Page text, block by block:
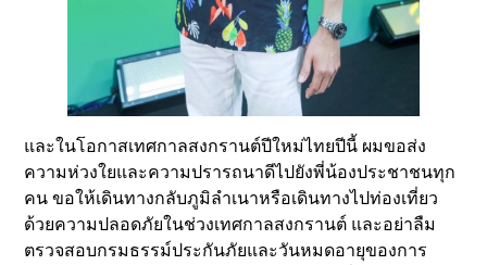
และในโอกาสเทศกาลสงกรานต์ปีใหม่ไทยปีนี้ ผมขอส่ง
ความห่วงใยและความปรารถนาดีไปยังพี่น้องประชาชนทุก
คน ขอให้เดินทางกลับภูมิลำเนาหรือเดินทางไปท่องเที่ยว
ด้วยความปลอดภัยในช่วงเทศกาลสงกรานต์ และอย่าลืม
ตรวจสอบกรมธรรม์ประกันภัยและวันหมดอายุของการ